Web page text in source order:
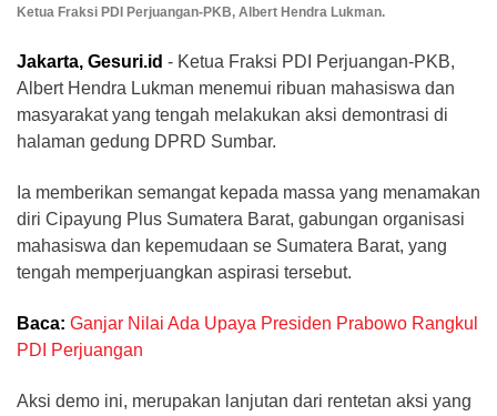
Ketua Fraksi PDI Perjuangan-PKB, Albert Hendra Lukman.
Jakarta, Gesuri.id - Ketua Fraksi PDI Perjuangan-PKB,
Albert Hendra Lukman menemui ribuan mahasiswa dan
masyarakat yang tengah melakukan aksi demontrasi di
halaman gedung DPRD Sumbar.
Ia memberikan semangat kepada massa yang menamakan
diri Cipayung Plus Sumatera Barat, gabungan organisasi
mahasiswa dan kepemudaan se Sumatera Barat, yang
tengah memperjuangkan aspirasi tersebut.
Baca: Ganjar Nilai Ada Upaya Presiden Prabowo Rangkul
PDI Perjuangan
Aksi demo ini, merupakan lanjutan dari rentetan aksi yang